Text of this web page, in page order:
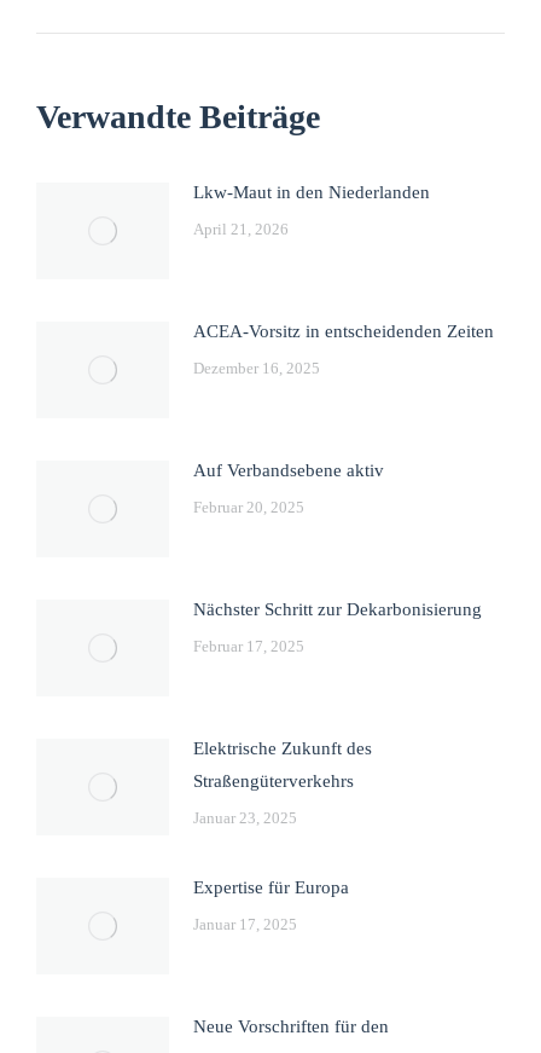
Verwandte Beiträge
Lkw-Maut in den Niederlanden
April 21, 2026
ACEA-Vorsitz in entscheidenden Zeiten
Dezember 16, 2025
Auf Verbandsebene aktiv
Februar 20, 2025
Nächster Schritt zur Dekarbonisierung
Februar 17, 2025
Elektrische Zukunft des
Straßengüterverkehrs
Januar 23, 2025
Expertise für Europa
Januar 17, 2025
Neue Vorschriften für den